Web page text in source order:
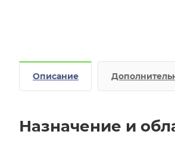
Описание
Назначение и